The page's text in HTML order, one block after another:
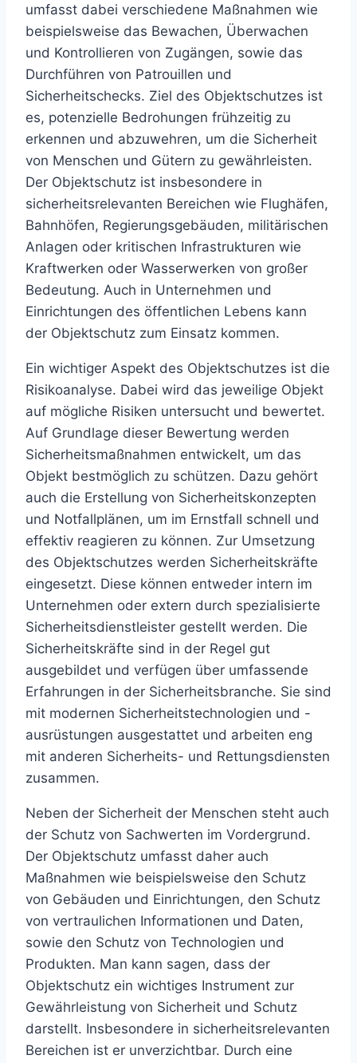
umfasst dabei verschiedene Maßnahmen wie
beispielsweise das Bewachen, Überwachen
und Kontrollieren von Zugängen, sowie das
Durchführen von Patrouillen und
Sicherheitschecks. Ziel des Objektschutzes ist
es, potenzielle Bedrohungen frühzeitig zu
erkennen und abzuwehren, um die Sicherheit
von Menschen und Gütern zu gewährleisten.
Der Objektschutz ist insbesondere in
sicherheitsrelevanten Bereichen wie Flughäfen,
Bahnhöfen, Regierungsgebäuden, militärischen
Anlagen oder kritischen Infrastrukturen wie
Kraftwerken oder Wasserwerken von großer
Bedeutung. Auch in Unternehmen und
Einrichtungen des öffentlichen Lebens kann
der Objektschutz zum Einsatz kommen.
Ein wichtiger Aspekt des Objektschutzes ist die
Risikoanalyse. Dabei wird das jeweilige Objekt
auf mögliche Risiken untersucht und bewertet.
Auf Grundlage dieser Bewertung werden
Sicherheitsmaßnahmen entwickelt, um das
Objekt bestmöglich zu schützen. Dazu gehört
auch die Erstellung von Sicherheitskonzepten
und Notfallplänen, um im Ernstfall schnell und
effektiv reagieren zu können. Zur Umsetzung
des Objektschutzes werden Sicherheitskräfte
eingesetzt. Diese können entweder intern im
Unternehmen oder extern durch spezialisierte
Sicherheitsdienstleister gestellt werden. Die
Sicherheitskräfte sind in der Regel gut
ausgebildet und verfügen über umfassende
Erfahrungen in der Sicherheitsbranche. Sie sind
mit modernen Sicherheitstechnologien und -
ausrüstungen ausgestattet und arbeiten eng
mit anderen Sicherheits- und Rettungsdiensten
zusammen.
Neben der Sicherheit der Menschen steht auch
der Schutz von Sachwerten im Vordergrund.
Der Objektschutz umfasst daher auch
Maßnahmen wie beispielsweise den Schutz
von Gebäuden und Einrichtungen, den Schutz
von vertraulichen Informationen und Daten,
sowie den Schutz von Technologien und
Produkten. Man kann sagen, dass der
Objektschutz ein wichtiges Instrument zur
Gewährleistung von Sicherheit und Schutz
darstellt. Insbesondere in sicherheitsrelevanten
Bereichen ist er unverzichtbar. Durch eine